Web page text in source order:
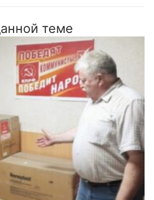
теме